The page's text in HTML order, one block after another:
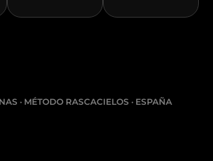
· MÉTODO RASCACIELOS · ESPAÑA